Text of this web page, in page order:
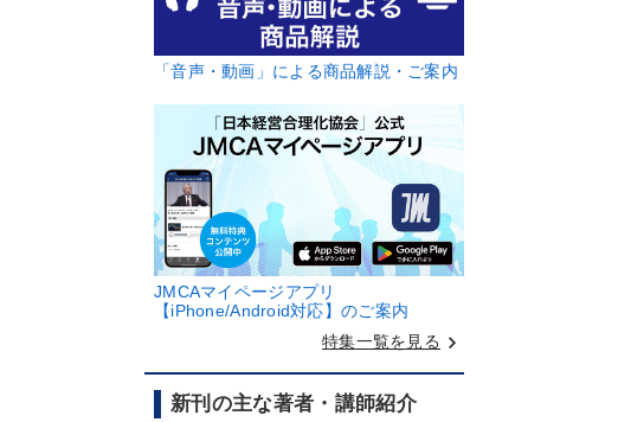
「音声・動画」による商品解説・ご案内
JMCAマイページアプリ
【iPhone/Android対応】のご案内
特集一覧を見る keyboard_arrow_right
新刊の主な著者・講師紹介